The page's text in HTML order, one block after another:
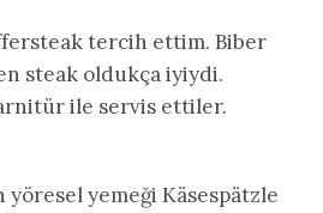
tercih ettim. Biber
steak oldukça iyiydi.
ile servis ettiler.
yöresel yemeği Käsespätzle